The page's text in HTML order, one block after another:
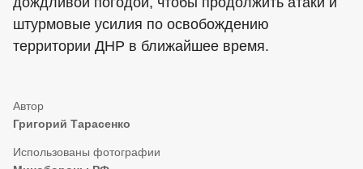
штурмовые усилия по освобождению
территории ДНР в ближайшее время.
Григорий Тарасенко